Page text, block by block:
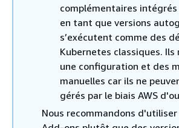
complémentaires
en tant que versions
s’exécutent comme des
Kubernetes classiques.
une configuration et des
manuelles car ils ne
gérés par le biais AWS
Nous recommandons d'utiliser